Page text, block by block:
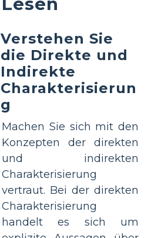
Verstehen Sie
die Direkte und
Indirekte
Charakterisierun
g
Machen Sie sich mit den
Konzepten der direkten
und indirekten
Charakterisierung
vertraut. Bei der direkten
Charakterisierung
handelt es sich um